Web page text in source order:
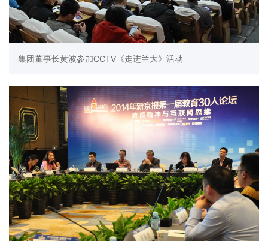
集团董事长黄波参加CCTV《走进兰大》活动